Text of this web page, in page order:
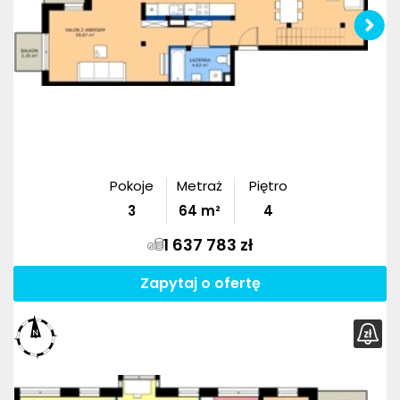
Pokoje
3
Metraż
64 m²
Piętro
4
1 637 783 zł
Zapytaj o ofertę